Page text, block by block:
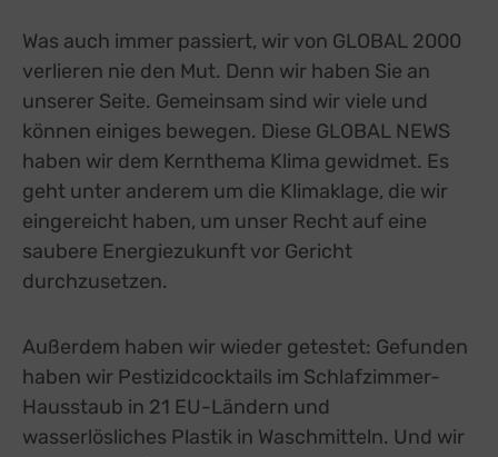
Was auch immer passiert, wir von GLOBAL 2000
verlieren nie den Mut. Denn wir haben Sie an
unserer Seite. Gemeinsam sind wir viele und
können einiges bewegen. Diese GLOBAL NEWS
haben wir dem Kernthema Klima gewidmet. Es
geht unter anderem um die Klimaklage, die wir
eingereicht haben, um unser Recht auf eine
saubere Energiezukunft vor Gericht
durchzusetzen.
Außerdem haben wir wieder getestet: Gefunden
haben wir Pestizidcocktails im Schlafzimmer-
Hausstaub in 21 EU-Ländern und
wasserlösliches Plastik in Waschmitteln. Und wir